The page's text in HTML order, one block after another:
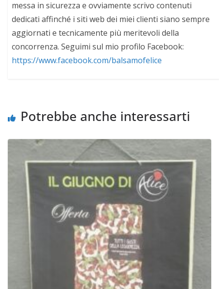
messa in sicurezza e ovviamente scrivo contenuti
dedicati affinché i siti web dei miei clienti siano sempre
aggiornati e tecnicamente più meritevoli della
concorrenza. Seguimi sul mio profilo Facebook:
https://www.facebook.com/balsamofelice
Potrebbe anche interessarti